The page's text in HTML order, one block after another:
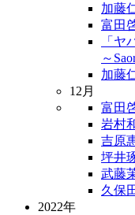
加藤
富田
「ヤ
～
加藤
12月
富田
岩村
吉原
坪井
武藤
久保
2022年